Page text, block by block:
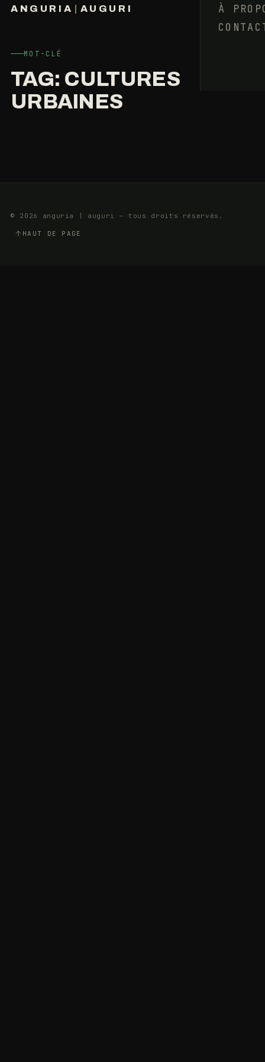
ANGURIA AUGURI
À
MOT-CLÉ
TAG: CULTURES
URBAINES
LE
PREND
L’ALTERNATIVE
22
SEPTEMBRE
14
MIN
© 2026 anguria | auguri — tous droits réservés.
HAUT DE PAGE